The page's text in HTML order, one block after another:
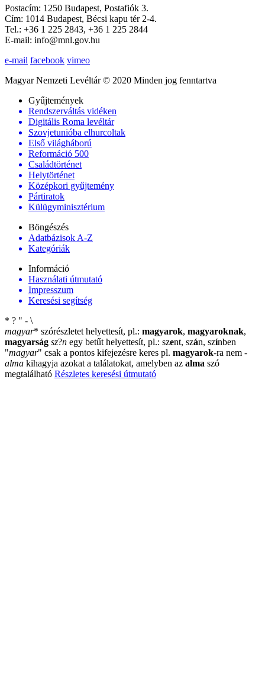
Postacím: 1250 Budapest, Postafiók 3.
Cím: 1014 Budapest, Bécsi kapu tér 2-4.
Tel.: +36 1 225 2843, +36 1 225 2844
E-mail: info@mnl.gov.hu
e-mail facebook vimeo
Magyar Nemzeti Levéltár © 2020 Minden jog fenntartva
Gyűjtemények
Rendszerváltás vidéken
Digitális Roma levéltár
Szovjetunióba elhurcoltak
Első világháború
Reformáció 500
Családtörténet
Helytörténet
Középkori gyűjtemény
Pártiratok
Külügyminisztérium
Böngészés
Adatbázisok A-Z
Kategóriák
Információ
Használati útmutató
Impresszum
Keresési segítség
* ? " - \
magyar* szórészletet helyettesít, pl.: magyarok, magyaroknak,
magyarság sz?n egy betűt helyettesít, pl.: szent, szán, színben
"magyar" csak a pontos kifejezésre keres pl. magyarok-ra nem -
alma kihagyja azokat a találatokat, amelyben az alma szó
megtalálható Részletes keresési útmutató